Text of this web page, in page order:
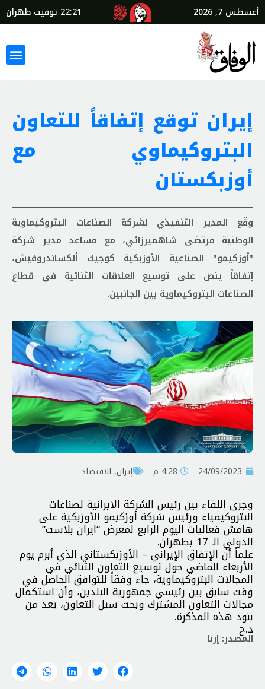
أغسطس 7, 2026 22:21 توقيت طهران
إيران توقع إتفاقاً للتعاون
البتروكيماوي مع
أوزبكستان
وقّع المدير التنفيذي لشركة الصناعات البتروكيماوية
الوطنية مرتضى شاهميرزائي، مع مساعد مدير شركة
"أوزكيمو" الصناعية الأوزبكية كوجيك ألكساندروفيش،
إتفاقاً ينص على توسيع العلاقات الثنائية في قطاع
الصناعات البتروكيماوية بين الجانبين.
24/09/2023 4:28 م إيران, الاقتصاد
وجرى اللقاء بين رئيس الشركة الايرانية لصناعات
البتروكيمياء ورئيس شركة أوزكيمو الأوزبكية على
هامش فعاليات اليوم الرابع لمعرض “ايران بلاست”
الدولي الـ 17 بطهران.
علماً أن الإتفاق الإيراني – الأوزبكستاني الذي أبرم يوم
الأربعاء الماضي حول توسيع التعاون الثنائي في
المجالات البتروكيماوية، جاء وفقاً للتوافق الحاصل في
وقت سابق بين رئيسي جمهورية البلدين، وأن استكمال
مجالات التعاون المشترك وبحث سبل التعاون، يعد من
بنود هذه المذكرة.
د.ح
المصدر: إرنا